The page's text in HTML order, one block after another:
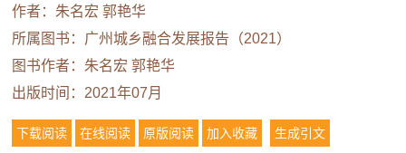
作者： 朱名宏 郭艳华
所属图书： 广州城乡融合发展报告（2021）
图书作者： 朱名宏 郭艳华
出版时间：2021年07月
下载阅读 在线阅读 原版阅读 加入收藏 生成引文